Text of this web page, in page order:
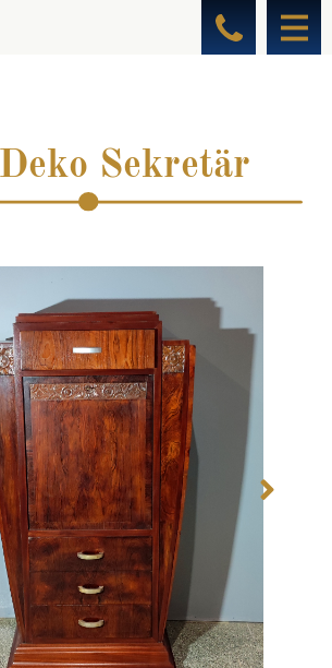
Sekretär